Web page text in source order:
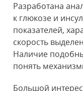
Разработана
к глюкозе и
показателей,
скорость
Наличие
понять
Большой